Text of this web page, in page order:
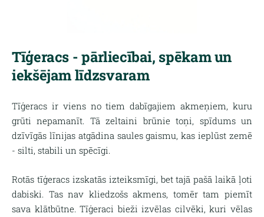
Tīģeracs - pārliecībai, spēkam un
iekšējam līdzsvaram
Tīģeracs ir viens no tiem dabīgajiem akmeņiem, kuru
grūti nepamanīt. Tā zeltaini brūnie toņi, spīdums un
dzīvīgās līnijas atgādina saules gaismu, kas ieplūst zemē
- silti, stabili un spēcīgi.
Rotās tīģeracs izskatās izteiksmīgi, bet tajā pašā laikā ļoti
dabiski. Tas nav kliedzošs akmens, tomēr tam piemīt
sava klātbūtne. Tīģeraci bieži izvēlas cilvēki, kuri vēlas